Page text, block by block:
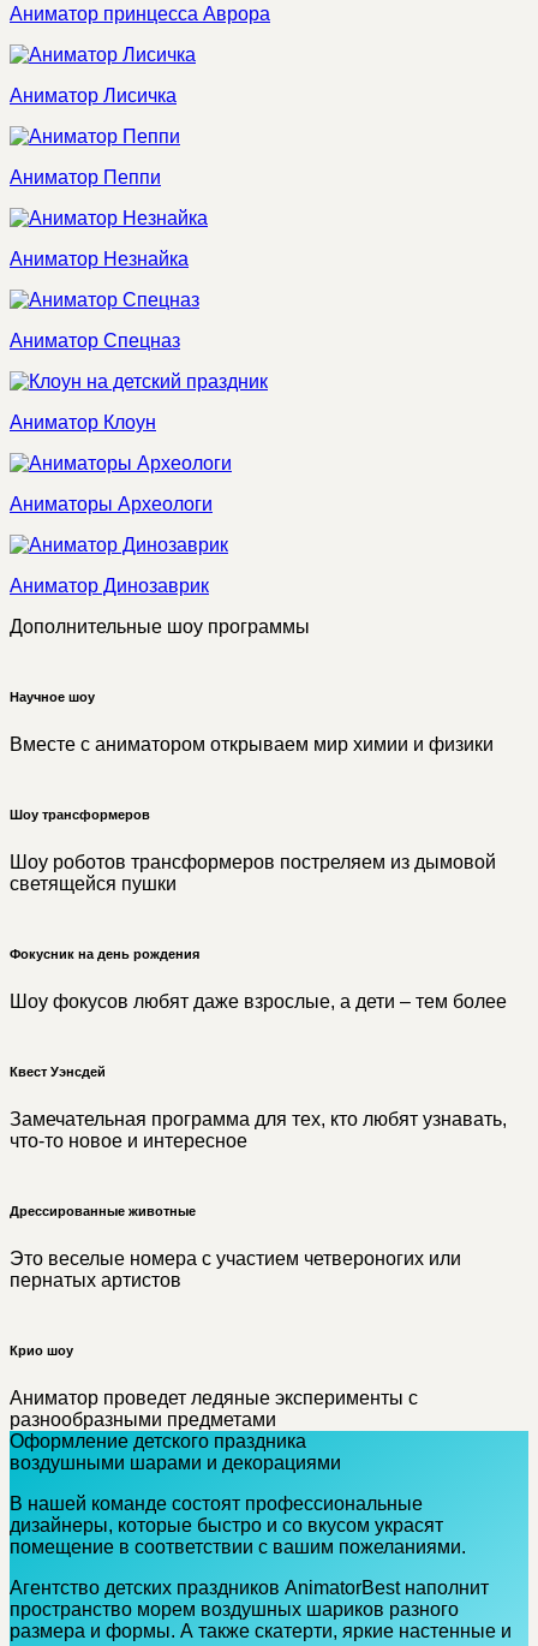
Аниматор принцесса Аврора
Аниматор Лисичка
Аниматор Пеппи
Аниматор Незнайка
Аниматор Спецназ
Аниматор Клоун
Аниматоры Археологи
Аниматор Динозаврик
Дополнительные шоу программы
Научное шоу
Вместе с аниматором открываем мир химии и физики
Шоу трансформеров
Шоу роботов трансформеров постреляем из дымовой
светящейся пушки
Фокусник на день рождения
Шоу фокусов любят даже взрослые, а дети – тем более
Квест Уэнсдей
Замечательная программа для тех, кто любят узнавать,
что-то новое и интересное
Дрессированные животные
Это веселые номера с участием четвероногих или
пернатых артистов
Крио шоу
Аниматор проведет ледяные эксперименты с
разнообразными предметами
Оформление детского праздника
воздушными шарами и декорациями
В нашей команде состоят профессиональные
дизайнеры, которые быстро и со вкусом украсят
помещение в соответствии с вашим пожеланиями.
Агентство детских праздников AnimatorBest наполнит
пространство морем воздушных шариков разного
размера и формы. А также скатерти, яркие настенные и